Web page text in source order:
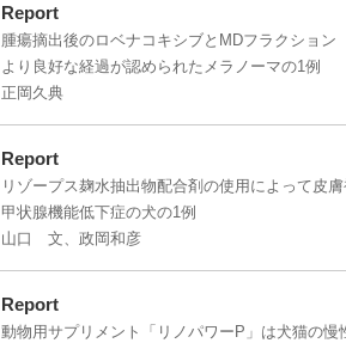
Report
腫瘍摘出後のロベナコキシブとMDフラクショ
より良好な経過が認められたメラノーマの1例
正岡久典
Report
リゾープス麹水抽出物配合剤の使用によって皮
甲状腺機能低下症の犬の1例
山口 文、政岡和彦
Report
動物用サプリメント「リノパワーP」は犬猫の